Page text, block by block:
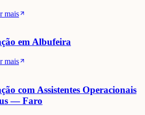
mais
em Albufeira
mais
com Assistentes Operacionais
— Faro